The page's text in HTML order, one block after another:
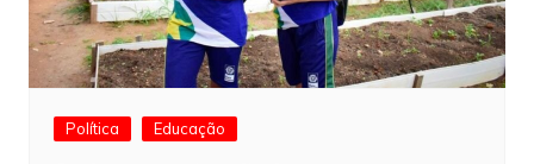
Política Educação